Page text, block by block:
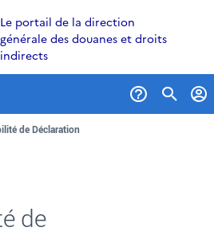
Le portail de la direction
générale des douanes et droits
indirects
de Déclaration
de